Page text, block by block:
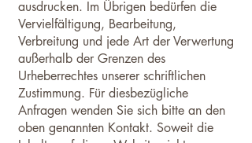
ausdrucken. Im Übrigen bedürfen die
Vervielfältigung, Bearbeitung,
Verbreitung und jede Art der Verwertung
außerhalb der Grenzen des
Urheberrechtes unserer schriftlichen
Zustimmung. Für diesbezügliche
Anfragen wenden Sie sich bitte an den
oben genannten Kontakt. Soweit die